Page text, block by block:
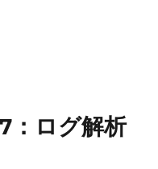
：ログ解析